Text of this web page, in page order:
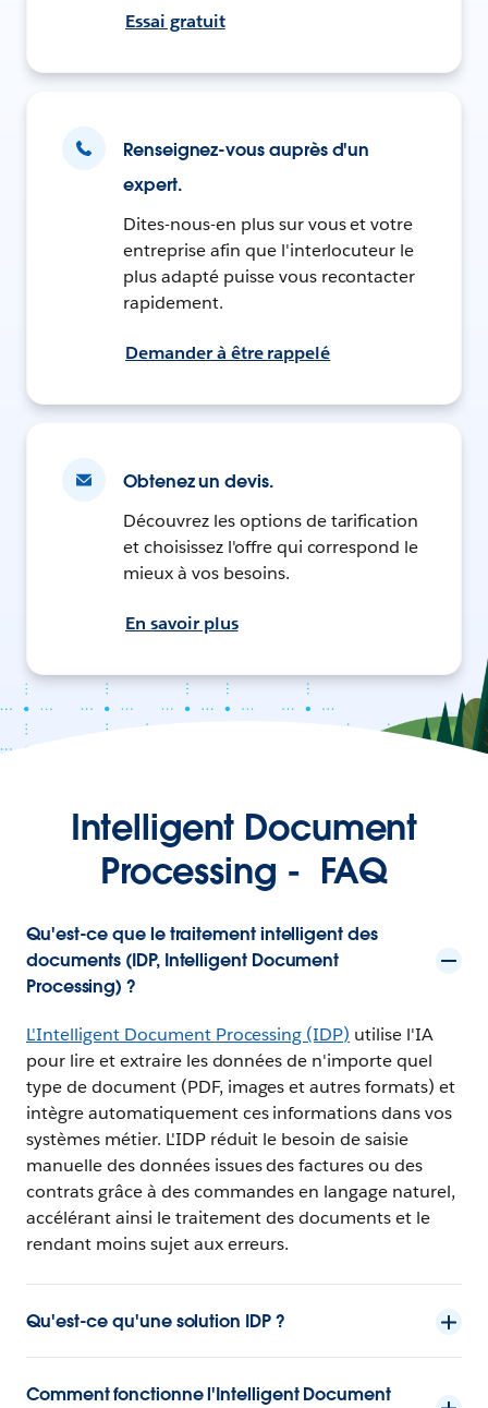
Essai gratuit
Renseignez-vous auprès d'un
expert.
Dites-nous-en plus sur vous et votre
entreprise afin que l'interlocuteur le
plus adapté puisse vous recontacter
rapidement.
Demander à être rappelé
Obtenez un devis.
Découvrez les options de tarification
et choisissez l'offre qui correspond le
mieux à vos besoins.
En savoir plus
Intelligent Document
Processing - FAQ
Qu'est-ce que le traitement intelligent des
documents (IDP, Intelligent Document
Processing) ?
L'Intelligent Document Processing (IDP) utilise l'IA
pour lire et extraire les données de n'importe quel
type de document (PDF, images et autres formats) et
intègre automatiquement ces informations dans vos
systèmes métier. L'IDP réduit le besoin de saisie
manuelle des données issues des factures ou des
contrats grâce à des commandes en langage naturel,
accélérant ainsi le traitement des documents et le
rendant moins sujet aux erreurs.
Qu'est-ce qu'une solution IDP ?
Comment fonctionne l'Intelligent Document